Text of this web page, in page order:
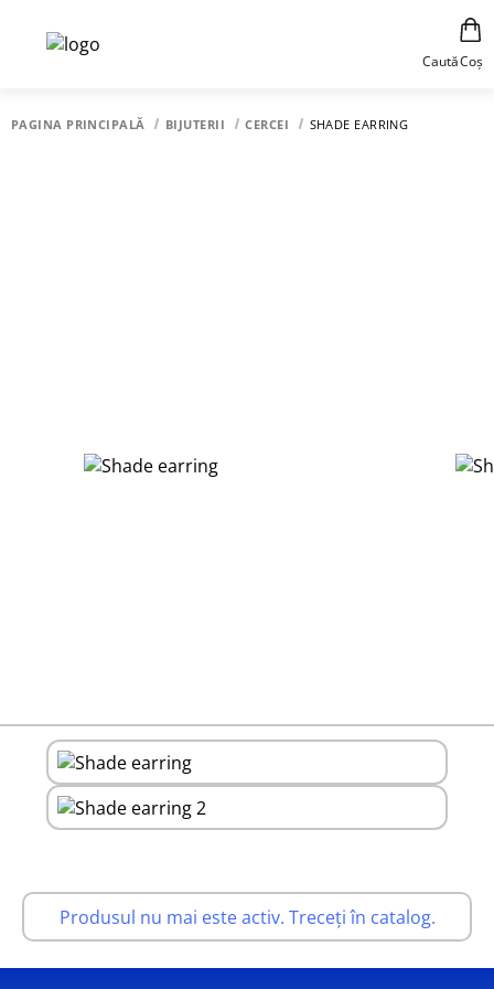
CautăCoș
PAGINA PRINCIPALĂ BIJUTERII CERCEI SHADE EARRING
Produsul nu mai este activ. Treceți în catalog.